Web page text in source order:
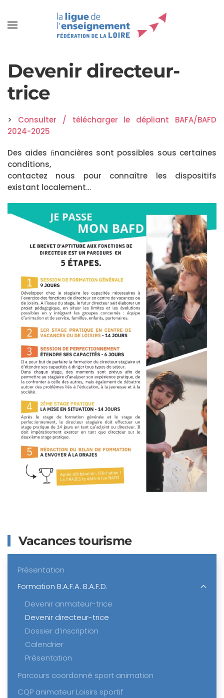
Devenir directeur-
trice
> Consulter / télécharger le dépliant BAFA/BAFD
2024-2025
Des aides ﬁnancières sont possibles sous certaines
conditions,
contactez nous pour connaître les dispositifs
existant localement…
Vacances tourisme
Présentation
Formation B.A.F.A. B.A.F.D.
Devenir anmateur-trice
Devenir directeur-trice
Dossier d’inscription
Calendrier
Présentation
Parcours coordonné sport animation
CQP animateur Loisirs sportif